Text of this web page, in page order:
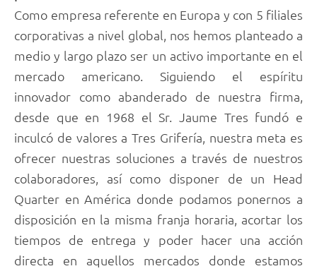
Como empresa referente en Europa y con 5 filiales
corporativas a nivel global, nos hemos planteado a
medio y largo plazo ser un activo importante en el
mercado americano. Siguiendo el espíritu
innovador como abanderado de nuestra firma,
desde que en 1968 el Sr. Jaume Tres fundó e
inculcó de valores a Tres Grifería, nuestra meta es
ofrecer nuestras soluciones a través de nuestros
colaboradores, así como disponer de un Head
Quarter en América donde podamos ponernos a
disposición en la misma franja horaria, acortar los
tiempos de entrega y poder hacer una acción
directa en aquellos mercados donde estamos